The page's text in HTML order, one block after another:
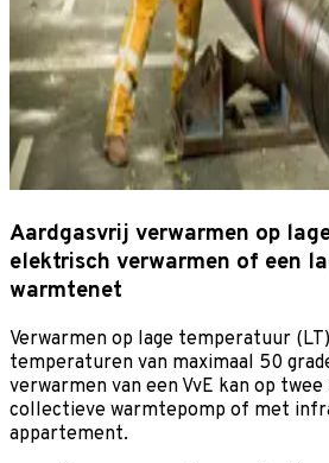
Aardgasvrij verwarmen op
elektrisch verwarmen of een
warmtenet
Verwarmen op lage temperatuur
temperaturen van maximaal 50
verwarmen van een VvE kan op
collectieve warmtepomp of met
appartement.